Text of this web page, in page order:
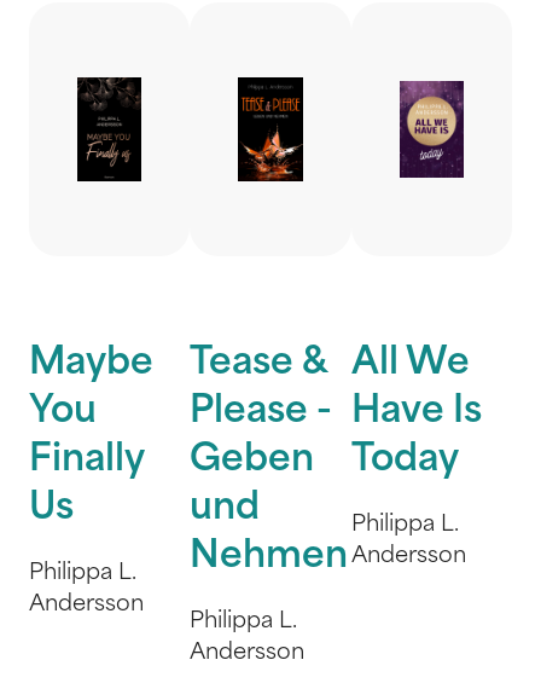
Maybe
You
Finally
Us
Philippa L.
Andersson
Tease &
Please -
Geben
und
Nehmen
Philippa L.
Andersson
All We
Have Is
Today
Philippa L.
Andersson